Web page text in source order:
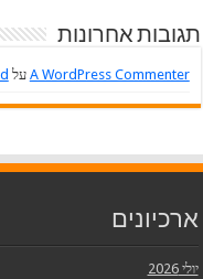
תגובות אחרונות
A WordPress Commenter על
ארכיונים
יולי 2026